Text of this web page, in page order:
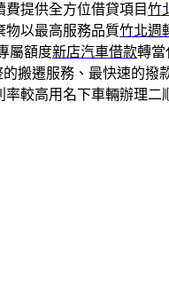
提供全方位借貸項目竹
物以最高服務品質竹北週
屬額度新店汽車借款轉當
搬遷服務、最快速的撥
率較高用名下車輛辦理二